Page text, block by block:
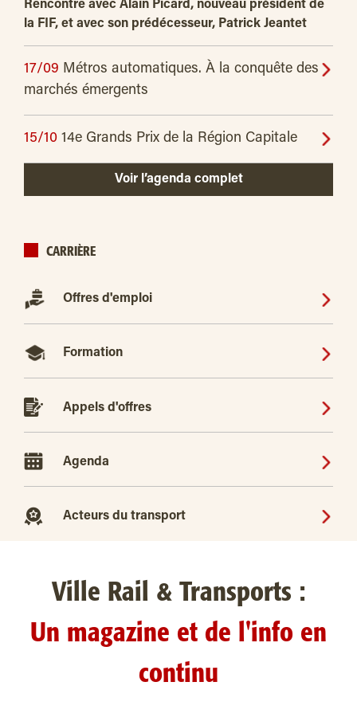
Rencontre avec Alain Picard, nouveau président de
la FIF, et avec son prédécesseur, Patrick Jeantet
17/09 Métros automatiques. À la conquête des
marchés émergents
15/10 14e Grands Prix de la Région Capitale
Voir l’agenda complet
CARRIÈRE
Offres d'emploi
Formation
Appels d'offres
Agenda
Acteurs du transport
Ville Rail & Transports :
Un magazine et de l'info en
continu